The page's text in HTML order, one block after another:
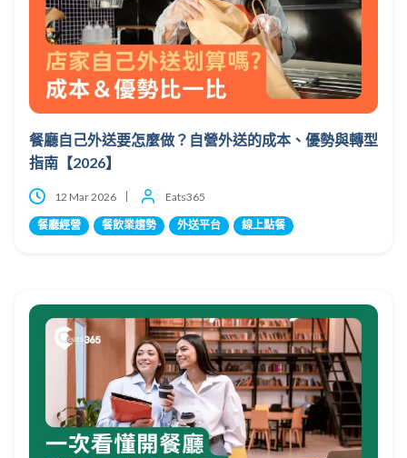
餐廳自己外送要怎麼做？自營外送的成本、優勢與轉型
指南【2026】
12 Mar 2026 Eats365
餐廳經營 餐飲業趨勢 外送平台 線上點餐